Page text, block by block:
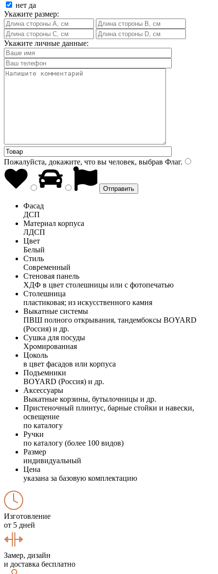
нет да
Укажите размер:
Укажите личные данные:
Пожалуйста, докажите, что вы человек, выбрав Флаг.
Фасад
ДСП
Материал корпуса
ЛДСП
Цвет
Белый
Стиль
Современный
Стеновая панель
ХДФ в цвет столешницы или с фотопечатью
Столешница
пластиковая; из искусственного камня
Выкатные системы
ПВШ полного открывания, тандембоксы BOYARD
(Россия) и др.
Сушка для посуды
Хромированная
Цоколь
в цвет фасадов или корпуса
Подъемники
BOYARD (Россия) и др.
Аксессуары
Выкатные корзины, бутылочницы и др.
Пристеночный плинтус, барные стойки и навески,
освещение
по каталогу
Ручки
по каталогу (более 100 видов)
Размер
индивидуальный
Цена
указана за базовую комплектацию
Изготовление
от 5 дней
Замер, дизайн
и доставка бесплатно